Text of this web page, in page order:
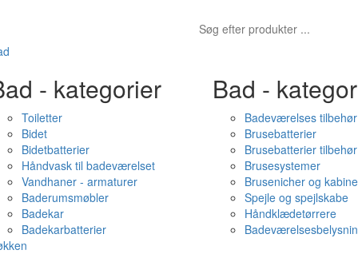
- kategorier
Toiletter
Bidet
Bidetbatterier
Håndvask til badeværelset
Vandhaner - armaturer
Baderumsmøbler
Badekar
Badekarbatterier
Bad -
Badeværelses tilbehør
Brusebatterier
Brusebatterier tilbehør
Brusesystemer
Brusenicher og
Spejle og spejlskabe
Håndklædetørrere